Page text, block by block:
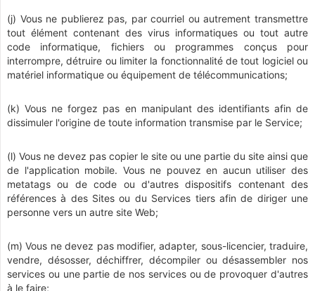
(j) Vous ne publierez pas, par courriel ou autrement transmettre
tout élément contenant des virus informatiques ou tout autre
code informatique, fichiers ou programmes conçus pour
interrompre, détruire ou limiter la fonctionnalité de tout logiciel ou
matériel informatique ou équipement de télécommunications;
(k) Vous ne forgez pas en manipulant des identifiants afin de
dissimuler l'origine de toute information transmise par le Service;
(l) Vous ne devez pas copier le site ou une partie du site ainsi que
de l'application mobile. Vous ne pouvez en aucun utiliser des
metatags ou de code ou d'autres dispositifs contenant des
références à des Sites ou du Services tiers afin de diriger une
personne vers un autre site Web;
(m) Vous ne devez pas modifier, adapter, sous-licencier, traduire,
vendre, désosser, déchiffrer, décompiler ou désassembler nos
services ou une partie de nos services ou de provoquer d'autres
à le faire;